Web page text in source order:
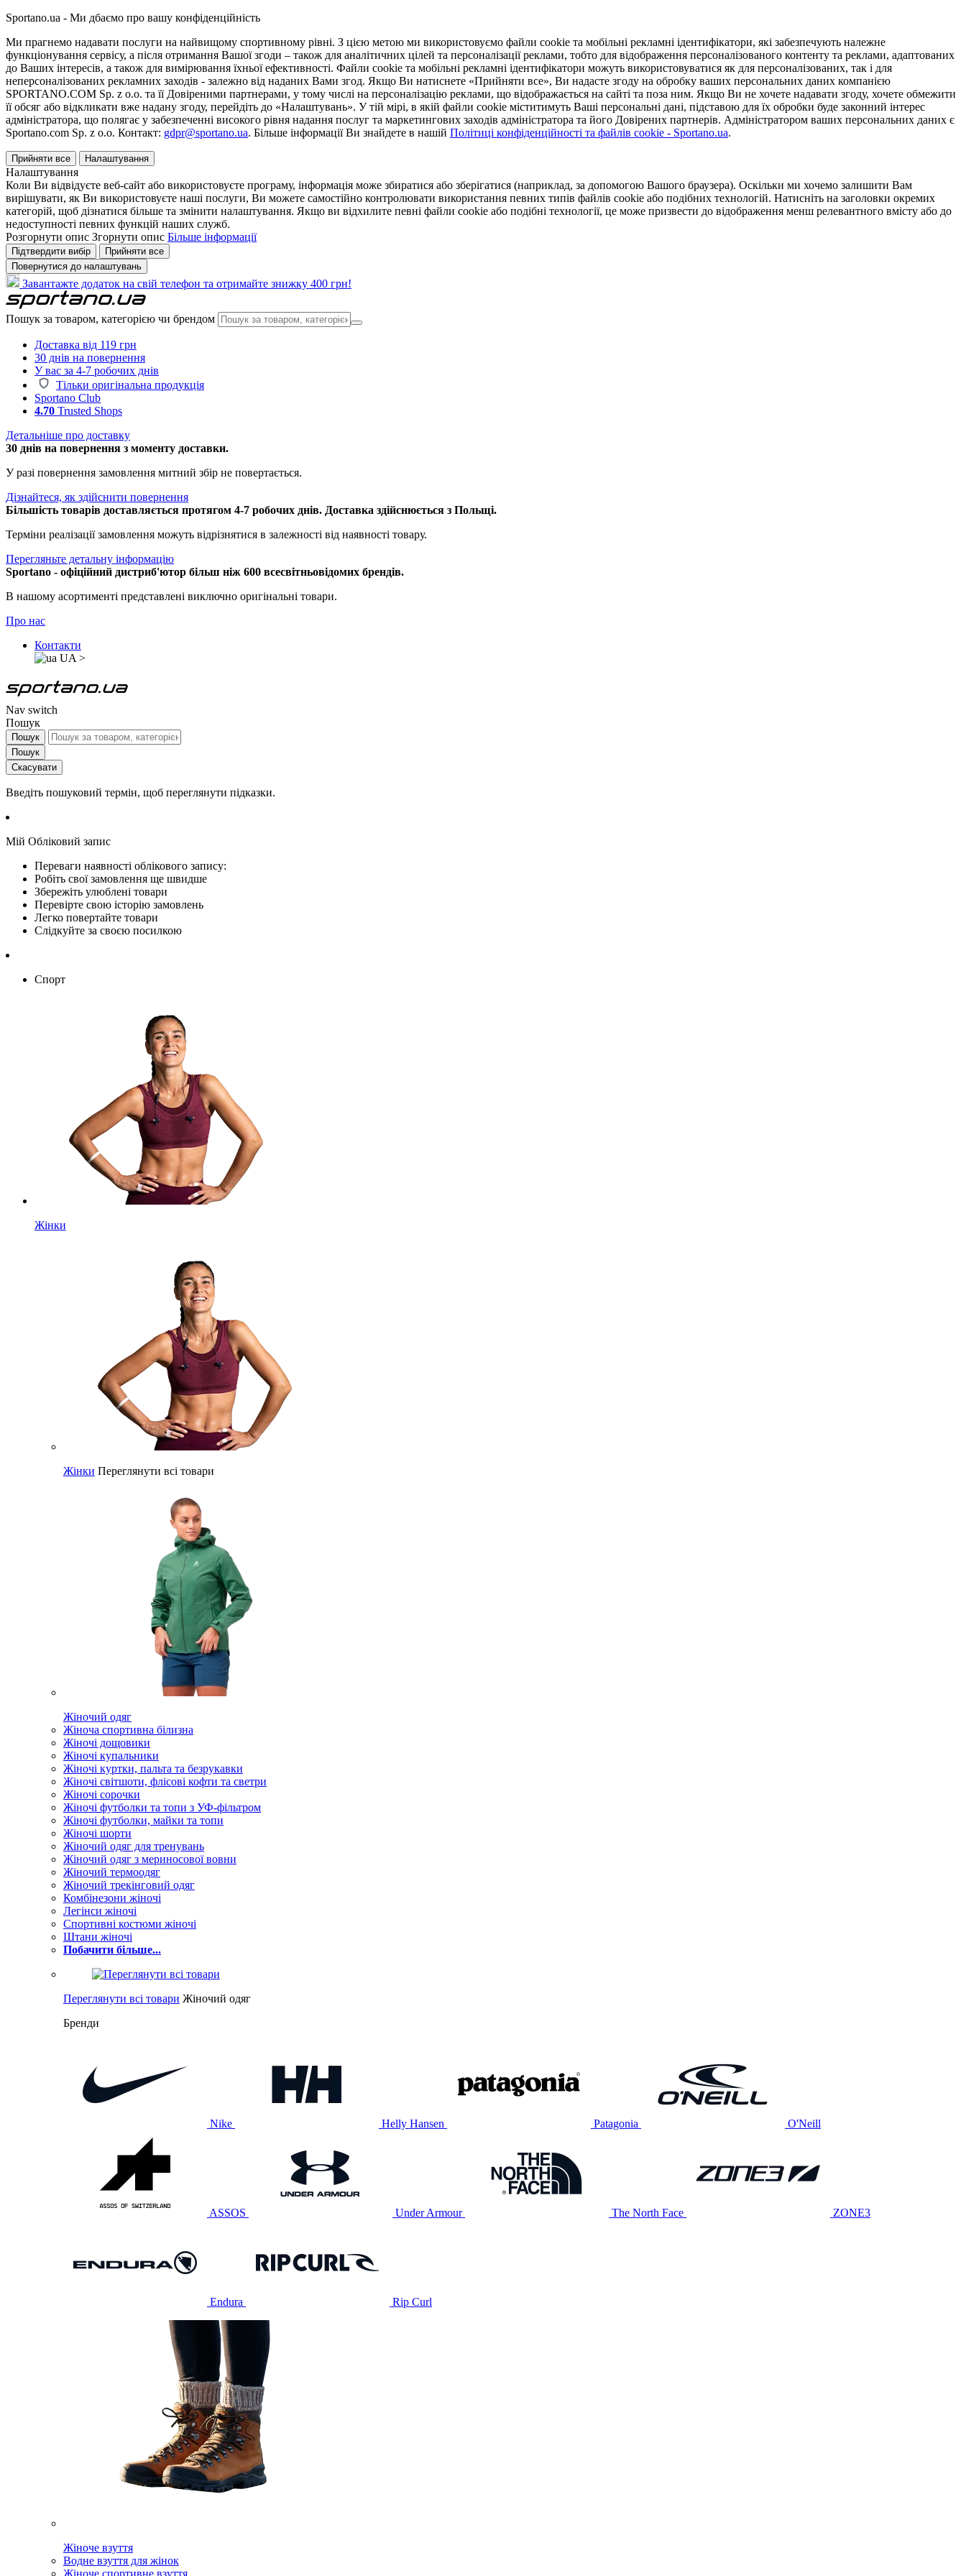
Sportano.ua - Ми дбаємо про вашу конфіденційність
Ми прагнемо надавати послуги на найвищому спортивному рівні. З цією метою ми використовуємо файли cookie та мобільні рекламні ідентифікатори, які забезпечують належне
функціонування сервісу, а після отримання Вашої згоди – також для аналітичних цілей та персоналізації реклами, тобто для відображення персоналізованого контенту та реклами, адаптованих
до Ваших інтересів, а також для вимірювання їхньої ефективності. Файли cookie та мобільні рекламні ідентифікатори можуть використовуватися як для персоналізованих, так і для
неперсоналізованих рекламних заходів - залежно від наданих Вами згод. Якщо Ви натиснете «Прийняти все», Ви надасте згоду на обробку ваших персональних даних компанією
SPORTANO.COM Sp. z o.o. та її Довіреними партнерами, у тому числі на персоналізацію реклами, що відображається на сайті та поза ним. Якщо Ви не хочете надавати згоду, хочете обмежити
її обсяг або відкликати вже надану згоду, перейдіть до «Налаштувань». У тій мірі, в якій файли cookie міститимуть Ваші персональні дані, підставою для їх обробки буде законний інтерес
адміністратора, що полягає у забезпеченні високого рівня надання послуг та маркетингових заходів адміністратора та його Довірених партнерів. Адміністратором ваших персональних даних є
Sportano.com Sp. z o.o. Контакт: gdpr@sportano.ua. Більше інформації Ви знайдете в нашій Політиці конфіденційності та файлів cookie - Sportano.ua.
Прийняти все Налаштування
Налаштування
Коли Ви відвідуєте веб-сайт або використовуєте програму, інформація може збиратися або зберігатися (наприклад, за допомогою Вашого браузера). Оскільки ми хочемо залишити Вам
вирішувати, як Ви використовуєте наші послуги, Ви можете самостійно контролювати використання певних типів файлів cookie або подібних технологій. Натисніть на заголовки окремих
категорій, щоб дізнатися більше та змінити налаштування. Якщо ви відхилите певні файли cookie або подібні технології, це може призвести до відображення менш релевантного вмісту або до
недоступності певних функцій наших служб.
Розгорнути опис Згорнути опис Більше інформації
Підтвердити вибір
Прийняти все
Повернутися до налаштувань
Завантажте додаток на свій телефон та отримайте знижку 400 грн!
Пошук за товаром, категорією чи брендом
Доставка від 119 грн
30 днів на повернення
У вас за 4-7 робочих днів
Тільки оригінальна продукція
Sportano Club
4.70 Trusted Shops
Детальніше про доставку
30 днів на повернення з моменту доставки.
У разі повернення замовлення митний збір не повертається.
Дізнайтеся, як здійснити повернення
Більшість товарів доставляється протягом 4-7 робочих днів. Доставка здійснюється з Польщі.
Терміни реалізації замовлення можуть відрізнятися в залежності від наявності товару.
Перегляньте детальну інформацію
Sportano - офіційний дистриб'ютор більш ніж 600 всесвітньовідомих брендів.
В нашому асортименті представлені виключно оригінальні товари.
Про нас
Контакти
UA >
Nav switch
Пошук
Пошук
Пошук
Скасувати
Введіть пошуковий термін, щоб переглянути підказки.
Мій Обліковий запис
Переваги наявності облікового запису:
Робіть свої замовлення ще швидше
Збережіть улюблені товари
Перевірте свою історію замовлень
Легко повертайте товари
Слідкуйте за своєю посилкою
Спорт
Жінки
Жінки Переглянути всі товари
Жіночий одяг
Жіноча спортивна білизна
Жіночі дощовики
Жіночі купальники
Жіночі куртки, пальта та безрукавки
Жіночі світшоти, флісові кофти та светри
Жіночі сорочки
Жіночі футболки та топи з УФ-фільтром
Жіночі футболки, майки та топи
Жіночі шорти
Жіночий одяг для тренувань
Жіночий одяг з мериносової вовни
Жіночий термоодяг
Жіночий трекінговий одяг
Комбінезони жіночі
Легінси жіночі
Спортивні костюми жіночі
Штани жіночі
Побачити більше...
Переглянути всі товари Жіночий одяг
Бренди
Nike Helly Hansen Patagonia O'Neill
ASSOS Under Armour The North Face ZONE3
Endura Rip Curl
Жіноче взуття
Водне взуття для жінок
Жіноче спортивне взуття